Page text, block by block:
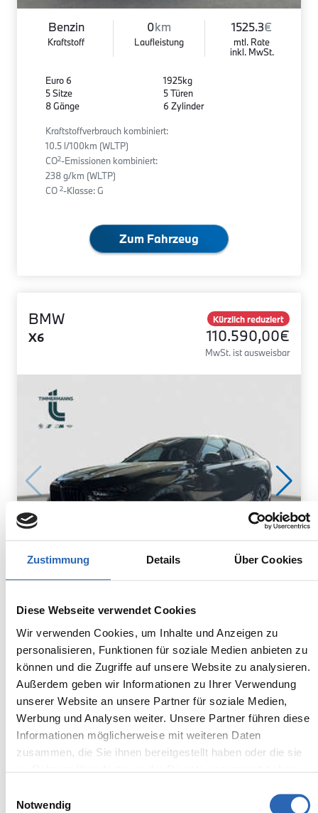
Zustimmung Details Über Cookies
Diese Webseite verwendet Cookies
Wir verwenden Cookies, um Inhalte und Anzeigen zu
personalisieren, Funktionen für soziale Medien anbieten zu
können und die Zugriffe auf unsere Website zu analysieren.
Außerdem geben wir Informationen zu Ihrer Verwendung
unserer Website an unsere Partner für soziale Medien,
Werbung und Analysen weiter. Unsere Partner führen diese
Informationen möglicherweise mit weiteren Daten
zusammen, die Sie ihnen bereitgestellt haben oder die sie
Notwendig
Benzin
Kraftstoff
0km
Laufleistung
1525.3€
mtl. Rate
inkl. MwSt.
Euro 6
5 Sitze
8 Gänge
1925kg
5 Türen
6 Zylinder
Kraftstoffverbrauch kombiniert:
10.5 l/100km (WLTP)
CO2-Emissionen kombiniert:
238 g/km (WLTP)
CO 2-Klasse: G
Zum Fahrzeug
BMW
X6
Kürzlich reduziert
110.590,00€
MwSt. ist ausweisbar
Diesel 0km
inkl. MwSt.
5 Sitze
8 Gänge
5 Türen
6 Zylinder
7.5 l/100km (WLTP)
CO2-Emissionen kombiniert:
196 g/km (WLTP)